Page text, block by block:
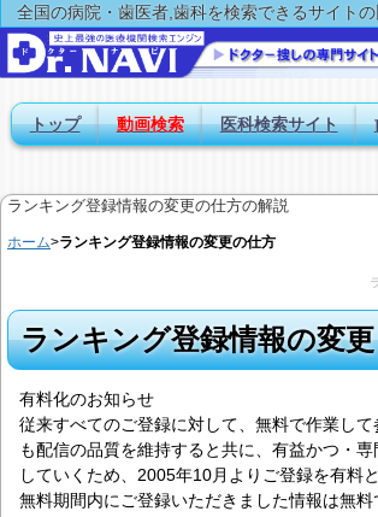
全国の病院・歯医者,歯科を検索できるサイト
トップ 動画検索 医科検索サイト
ランキング登録情報の変更の仕方の解説
ホーム>ランキング登録情報の変更の仕方
ランキング登録情報の変更
有料化のお知らせ
従来すべてのご登録に対して、無料で作業し
も配信の品質を維持すると共に、有益かつ・
していくため、2005年10月よりご登録を有料
無料期間内にご登録いただきました情報は無